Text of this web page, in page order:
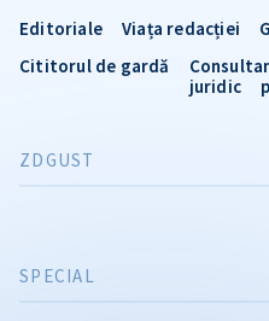
SPECIAL
Editoriale
Viața redacției
Cititorul de gardă
juridic
ZDGUST